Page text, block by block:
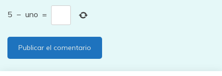
5 − uno =